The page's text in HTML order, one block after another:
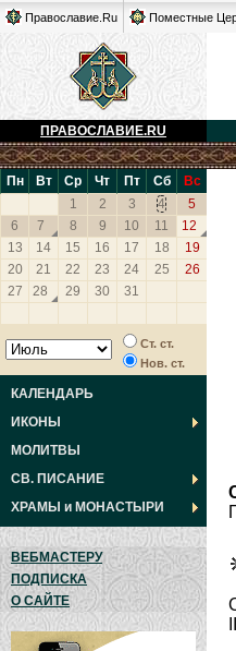
Православие.Ru Поместные
ПРАВОСЛАВИЕ.RU
Пн Вт Ср Чт Пт Сб
Вс
1
2 3 4
5
6
7 8 9 10 11
12
13
14 15 16 17 18
19
20
21 22 23 24 25
26
27
28 29 30 31
Ст. ст.
Нов. ст.
КАЛЕНДАРЬ
ИКОНЫ
МОЛИТВЫ
СВ. ПИСАНИЕ
ХРАМЫ и МОНАСТЫРИ
ВЕБМАСТЕРУ
ПОДПИСКА
О САЙТЕ